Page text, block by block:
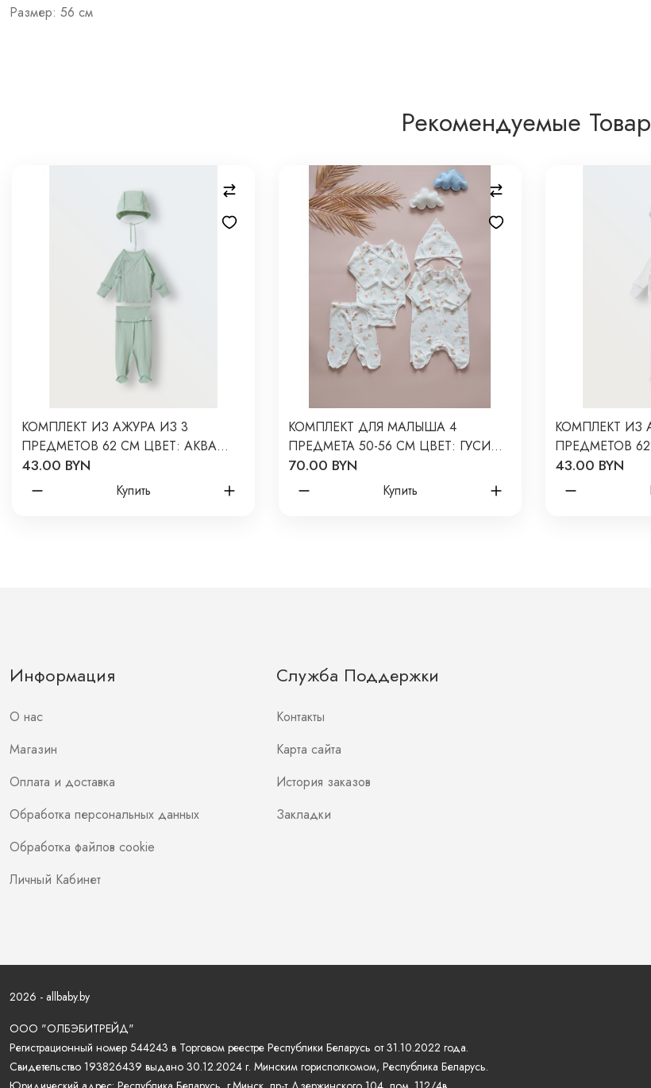
Размер: 56 см
Рекомендуемые
КОМПЛЕКТ ИЗ АЖУРА ИЗ 3
ПРЕДМЕТОВ 62 СМ ЦВЕТ: АКВА
9068-82
43.00 BYN
Купить
КОМПЛЕКТ ДЛЯ МАЛЫША 4
ПРЕДМЕТА 50-56 СМ ЦВЕТ: ГУСИ
НА МОЛОЧНОМ Т-231
70.00 BYN
Купить
КОМПЛЕКТ ИЗ
ПРЕДМЕТОВ
9068-37
43.00 BYN
Информация
О нас
Магазин
Оплата и доставка
Обработка персональных данных
Обработка файлов cookie
Личный Кабинет
Служба Поддержки
Контакты
Карта сайта
История заказов
Закладки
2026 - allbaby.by
ООО "ОЛБЭБИТРЕЙД"
Регистрационный номер 544243 в Торговом реестре Республики Беларусь от 31.10.2022 года.
Свидетельство 193826439 выдано 30.12.2024 г. Минским горисполкомом, Республика Беларусь.